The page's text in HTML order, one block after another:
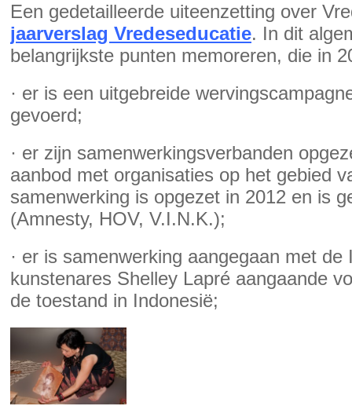
Een gedetailleerde uiteenzetting over
jaarverslag Vredeseducatie. In dit
belangrijkste punten memoreren, die in
· er is een uitgebreide
gevoerd;
· er zijn samenwerkingsverbanden
aanbod met organisaties op het gebied
samenwerking is opgezet in 2012 en is
(Amnesty, HOV, V.I.N.K.);
· er is samenwerking aangegaan met
kunstenares Shelley Lapré aangaande
de toestand in Indonesië;